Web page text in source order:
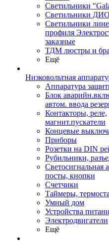
Светильники
Светильники
Светильники
профиля
заказные
ТДМ люстры и бра
Ещё
Низковольтная
Аппаратура
Блок
автом. ввода
Контакторы, реле,
магнит.пускатели
Концевые
Приборы
Розетки на DIN
Рубильники,
Светосигнальная
посты, кнопки
Счетчики
Таймеры,
Умный дом
Устройства
Электродвигатели
Ещё